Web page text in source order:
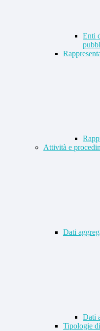
Enti
Attività e
Dati
Dati
Tipologie